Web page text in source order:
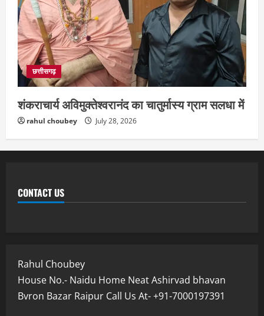
छत्तीसगढ़
शंकराचार्य अविमुक्तेश्वरानंद का चातुर्मास्य ग्राम सलधा में
rahul choubey July 28, 2026
CONTACT US
Rahul Choubey
House No.- Naidu Home Neat Ashirvad bhavan
Bvron Bazar Raipur Call Us At- +91-7000197391